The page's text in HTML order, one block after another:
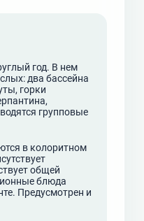
год. В нем
два бассейна
горки
групповые
в колоритном
общей
блюда
Предусмотрен и